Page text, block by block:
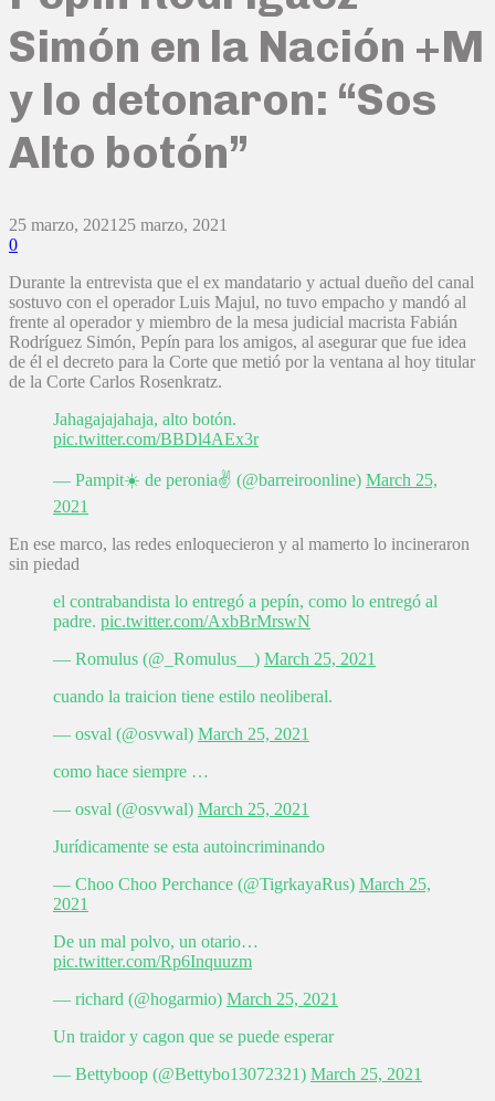
Simón en la Nación +M
y lo detonaron: “Sos
Alto botón”
25 marzo, 2021 25 marzo, 2021
0
Durante la entrevista que el ex mandatario y actual dueño del canal
sostuvo con el operador Luis Majul, no tuvo empacho y mandó al
frente al operador y miembro de la mesa judicial macrista Fabián
Rodríguez Simón, Pepín para los amigos, al asegurar que fue idea
de él el decreto para la Corte que metió por la ventana al hoy titular
de la Corte Carlos Rosenkratz.
Jahagajajahaja, alto botón.
pic.twitter.com/BBDl4AEx3r
— Pampit☀️ de peronia✌️ (@barreiroonline) March 25,
2021
En ese marco, las redes enloquecieron y al mamerto lo incineraron
sin piedad
el contrabandista lo entregó a pepín, como lo entregó al
padre. pic.twitter.com/AxbBrMrswN
— Romulus (@_Romulus__) March 25, 2021
cuando la traicion tiene estilo neoliberal.
— osval (@osvwal) March 25, 2021
como hace siempre …
— osval (@osvwal) March 25, 2021
Jurídicamente se esta autoincriminando
— Choo Choo Perchance (@TigrkayaRus) March 25,
2021
De un mal polvo, un otario…
pic.twitter.com/Rp6Inquuzm
— richard (@hogarmio) March 25, 2021
Un traidor y cagon que se puede esperar
— Bettyboop (@Bettybo13072321) March 25, 2021